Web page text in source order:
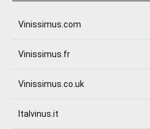
Vinissimus.com
Vinissimus.fr
Vinissimus.co.uk
Italvinus.it